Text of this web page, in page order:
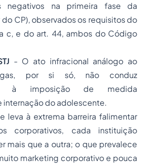
negativos na primeira fase da
CP), observados os requisitos do
c, e do art. 44, ambos do Código
- O ato infracional análogo ao
por si só, não conduz
à imposição de medida
do adolescente.
leva à extrema barreira falimentar
corporativos, cada instituição
mais que a outra; o que prevalece
marketing corporativo e pouca